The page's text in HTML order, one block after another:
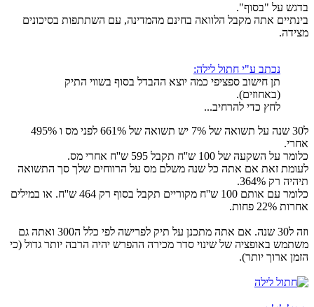
בדגש על "בסוף".
בינתיים אתה מקבל הלוואה בחינם מהמדינה, עם השתתפות בסיכונים
מצידה.
נכתב ע"י חתול לילה:
תן חישוב ספציפי כמה יוצא ההבדל בסוף בשווי התיק
(באחוזים).
לחץ כדי להרחיב...
ל30 שנה על תשואה של 7% יש תשואה של 661% לפני מס ו 495%
אחרי.
כלומר על השקעה של 100 ש''ח תקבל 595 ש''ח אחרי מס.
לעומת זאת אם אתה כל שנה משלם מס על הרווחים שלך סך התשואה
תיהיה רק 364%.
כלומר עם אותם 100 ש''ח מקוריים תקבל בסוף רק 464 ש''ח. או במילים
אחרות 22% פחות.
וזה ל30 שנה. אם אתה מתכנן על תיק לפרישה לפי כלל ה300 ואתה גם
משתמש באופציה של שינוי סדר מכירה ההפרש יהיה הרבה יותר גדול (כי
הזמן ארוך יותר).